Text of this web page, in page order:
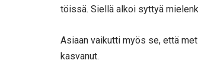
töissä. Siellä alkoi syttyä
Asiaan vaikutti myös se, että
kasvanut.